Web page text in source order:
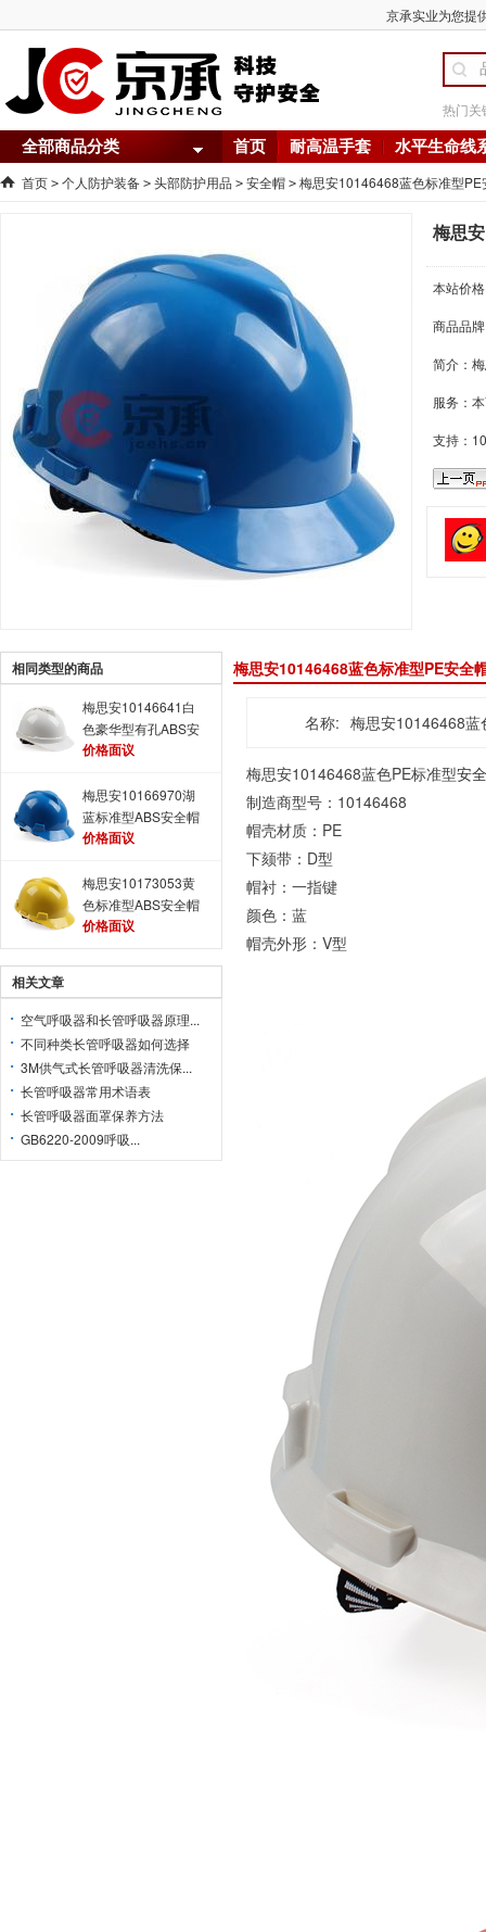
京承实业为您提
热门关
全部商品分类 首页 耐高温手套 水平生命线
首页 > 个人防护装备 > 头部防护用品 > 安全帽 > 梅思安10146468蓝色标准型PE
梅思
本站价
商品品
简介：
服务：
支持：
相同类型的商品
梅思安10146641白
色豪华型有孔ABS安
全帽
价格面议
梅思安10166970湖
蓝标准型ABS安全帽
价格面议
梅思安10173053黄
色标准型ABS安全帽
价格面议
相关文章
空气呼吸器和长管呼吸器原理...
不同种类长管呼吸器如何选择
3M供气式长管呼吸器清洗保...
长管呼吸器常用术语表
长管呼吸器面罩保养方法
GB6220-2009呼吸...
梅思安10146468蓝色标准型PE安全
名称: 梅思安10146468蓝
梅思安10146468蓝色PE标准型安
制造商型号：10146468
帽壳材质：PE
下颏带：D型
帽衬：一指键
颜色：蓝
帽壳外形：V型